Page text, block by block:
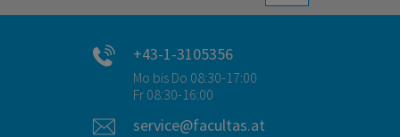
+43-1-3105356
Mo bis Do 08:30-17:00
Fr 08:30-16:00
service@facultas.at